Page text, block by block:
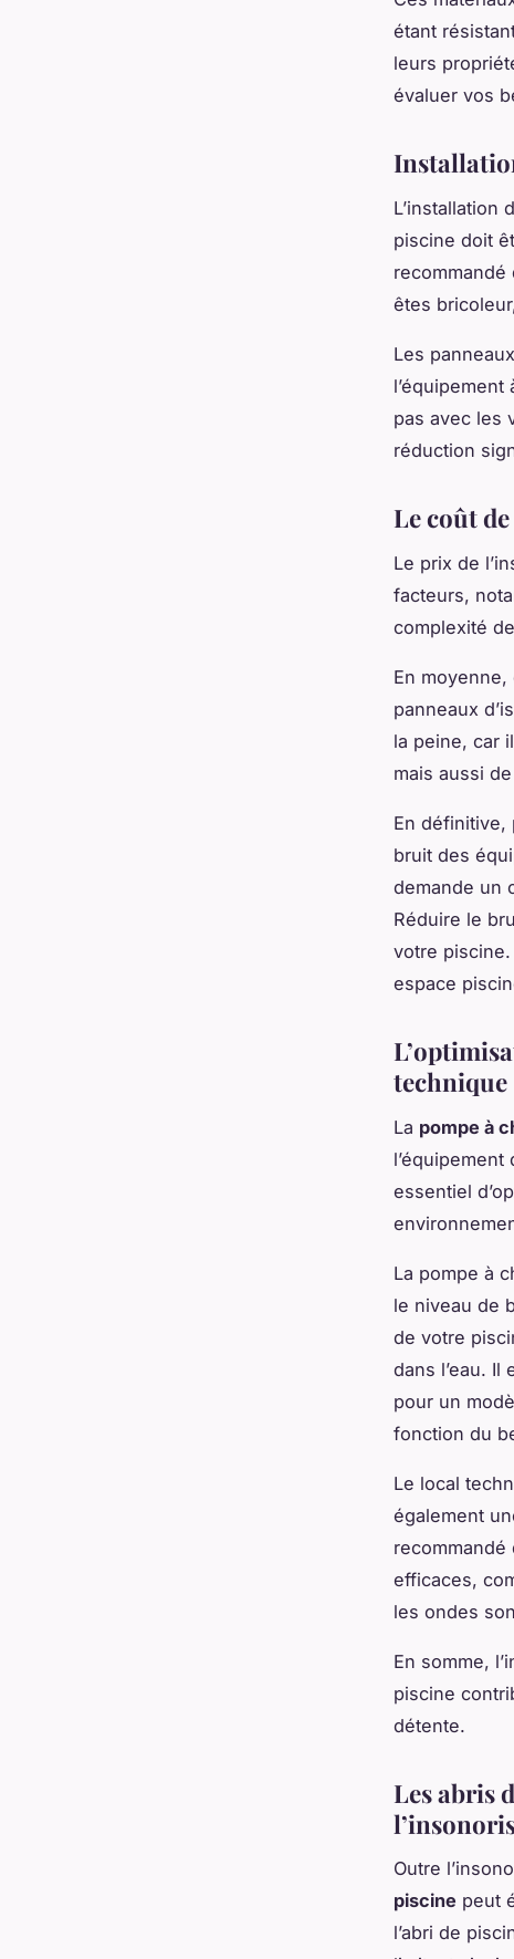
étant
leurs
évaluer vos
L’installation
piscine doit
êtes
Les
pas avec les
réduction
Le coût
Le prix de
facteurs,
complexité
En
panneaux
la peine, car
mais aussi
En définitive,
bruit des
demande un
Réduire le
votre piscine.
espace
technique
La pompe à
essentiel
La pompe à
le niveau de
de votre
dans l’eau.
pour un
fonction du
Le local
également
recommandé
efficaces,
les ondes
En somme,
piscine
détente.
Les abris
Outre
piscine peut
l’abri de